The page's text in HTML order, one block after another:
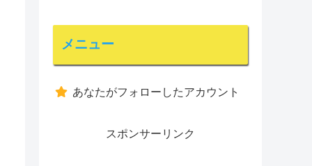
メニュー
あなたがフォローしたアカウント
スポンサーリンク